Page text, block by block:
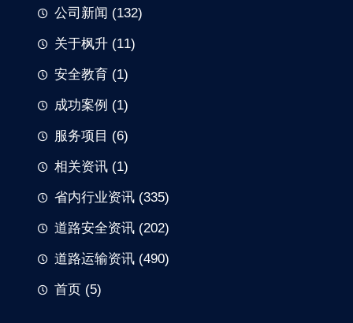
公司新闻 (132)
关于枫升 (11)
安全教育 (1)
成功案例 (1)
服务项目 (6)
相关资讯 (1)
省内行业资讯 (335)
道路安全资讯 (202)
道路运输资讯 (490)
首页 (5)